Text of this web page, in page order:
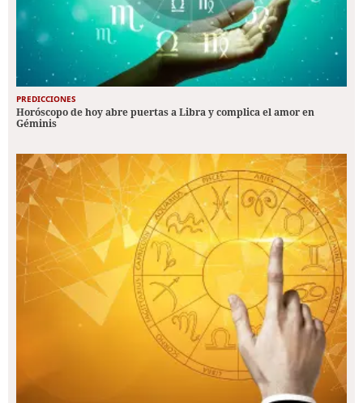
PREDICCIONES
Horóscopo de hoy abre puertas a Libra y complica el amor en
Géminis